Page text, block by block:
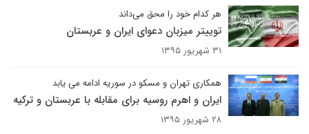
هر کدام خود را محق می‌داند
توییتر میزبان دعوای ایران و عربستان
۳۱ شهریور ۱۳۹۵
همکاری تهران و مسکو در سوریه ادامه می یابد
ایران و اهرم روسیه برای مقابله با عربستان و ترکیه
۲۸ شهریور ۱۳۹۵